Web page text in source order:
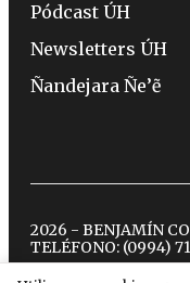
Pódcast ÚH
Newsletters ÚH
Ñandejara Ñe’ẽ
2026 - BENJAMÍN
TELÉFONO: (0994)